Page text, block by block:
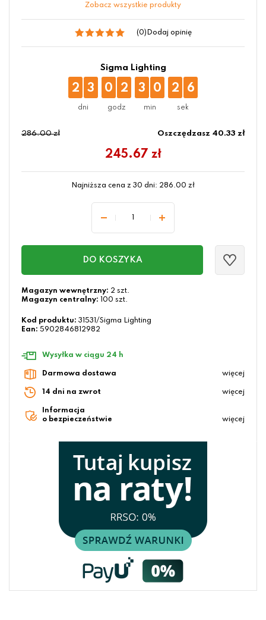
Zobacz wszystkie produkty
(0) Dodaj opinię
Sigma Lighting
2 3 0 2 3 0 2 5
286.00 zł Oszczędzasz 40.33 zł
245.67 zł
Najniższa cena z 30 dni: 286.00 zł
DO KOSZYKA
Magazyn wewnętrzny: 2 szt.
Magazyn centralny: 100 szt.
Kod produktu: 31531/Sigma Lighting
Ean: 5902846812982
Wysyłka w ciągu 24 h
Darmowa dostawa więcej
14 dni na zwrot więcej
Informacja
o bezpieczeństwie
więcej